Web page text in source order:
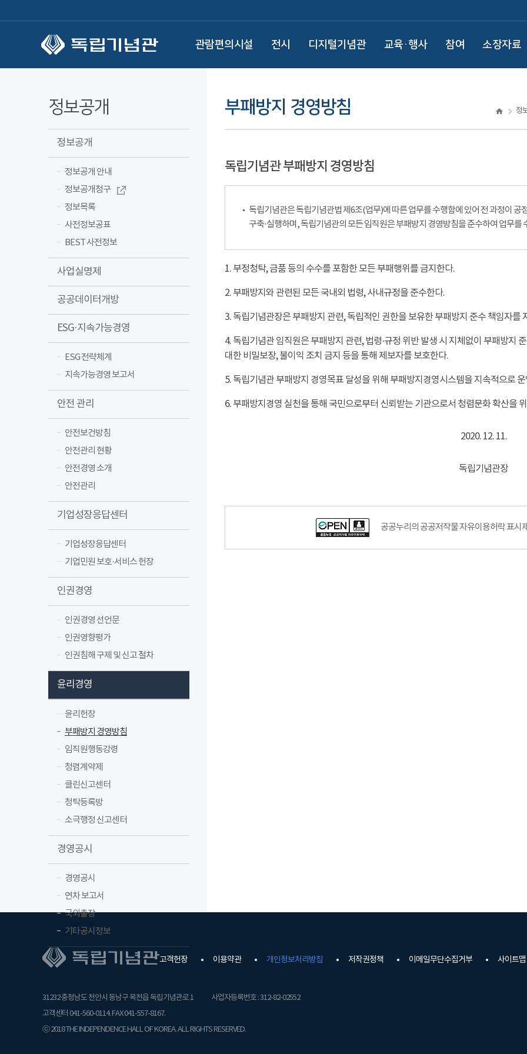
관람편의시설 전시 디지털기념관 교육·행사 참여 소장자료
정보공개
정보공개
정보공개 안내
정보공개청구
정보목록
사전정보공표
BEST 사전정보
사업실명제
공공데이터개방
ESG·지속가능경영
ESG 전략체계
지속가능경영 보고서
안전 관리
안전보건방침
안전관리 현황
안전경영 소개
안전관리
기업성장응답센터
기업성장응답센터
기업민원 보호·서비스 헌장
인권경영
인권경영 선언문
인권영향평가
인권침해 구제 및 신고 절차
윤리경영
윤리헌장
부패방지 경영방침
임직원행동강령
청렴계약제
클린신고센터
청탁등록방
소극행정 신고센터
경영공시
경영공시
연차 보고서
국외출장
기타공시정보
부패방지 경영방침 정
독립기념관 부패방지 경영방침
독립기념관은 독립기념관법 제6조(업무)에 따른 업무를 수행함에 있어 전 과정이 공
구축·실행하며, 독립기념관의 모든 임직원은 부패방지 경영방침을 준수하여 업무를
1. 부정청탁, 금품 등의 수수를 포함한 모든 부패행위를 금지한다.
2. 부패방지와 관련된 모든 국내외 법령, 사내규정을 준수한다.
3. 독립기념관장은 부패방지 관련, 독립적인 권한을 보유한 부패방지 준수 책임자를
4. 독립기념관 임직원은 부패방지 관련, 법령·규정 위반 발생 시 지체없이 부패방지
대한 비밀보장, 불이익 조치 금지 등을 통해 제보자를 보호한다.
5. 독립기념관 부패방지 경영목표 달성을 위해 부패방지경영시스템을 지속적으로
6. 부패방지경영 실천을 통해 국민으로부터 신뢰받는 기관으로서 청렴문화 확산을
2020. 12. 11.
독립기념관장
공공누리의 공공저작물 자유이용허락 표시
고객헌장 이용약관 개인정보처리방침 저작권정책 이메일무단수집거부 사이트맵
31232 충청남도 천안시 동남구 목천읍 독립기념관로 1
사업자등록번호 : 312-82-02552
고객센터 041-560-0114. FAX 041-557-8167.
ⓒ 2018 THE INDEPENDENCE HALL OF KOREA. ALL RIGHTS RESERVED.